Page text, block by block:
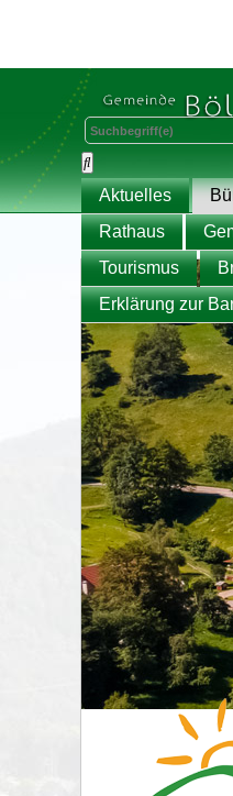
Aktuelles
Rathaus
Tourismus
Erklärung zur